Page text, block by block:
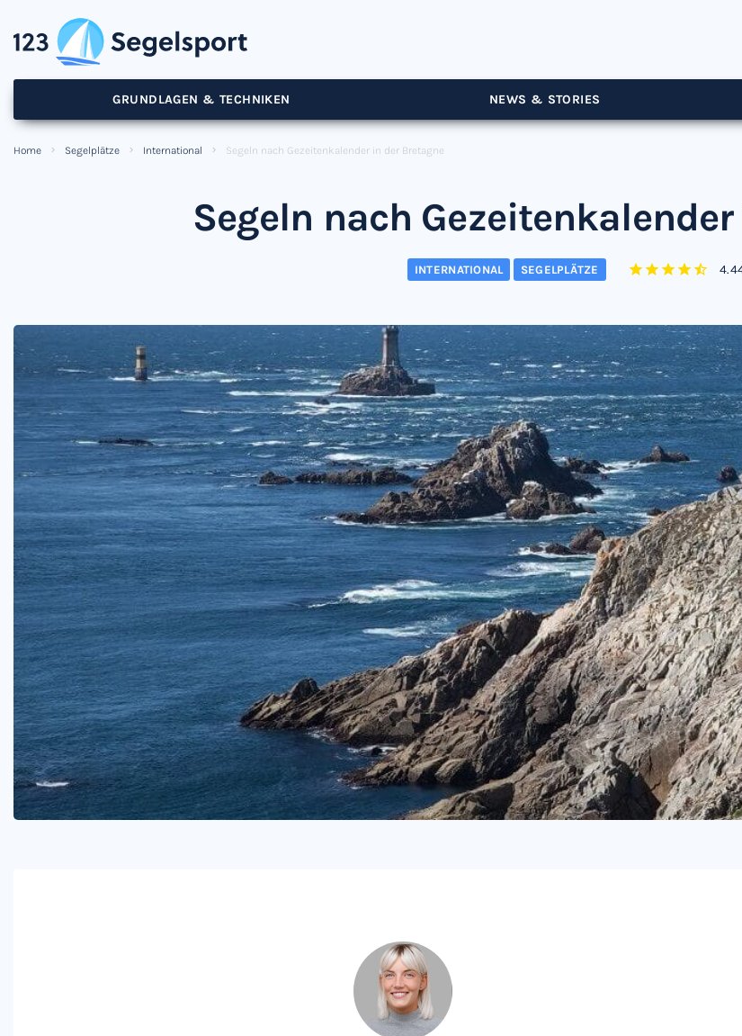
GRUNDLAGEN & TECHNIKEN NEWS & STORIES
Home Segelplätze International Segeln nach Gezeitenkalender in der Bretagne
Segeln nach
INTERNATIONAL SEGELPLÄTZE